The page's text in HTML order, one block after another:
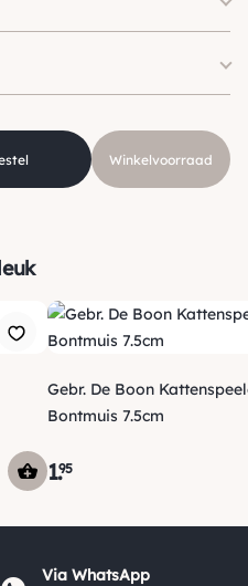
210000015586
van ons zodat je je
Winkelvoorraad
Gebr. De Boon
Bontmuis 7.5cm
1.95
Via WhatsApp